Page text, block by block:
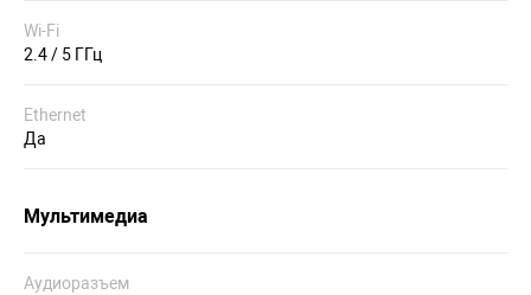
Wi-Fi
2.4 / 5 ГГц
Ethernet
Да
Мультимедиа
Аудиоразъем